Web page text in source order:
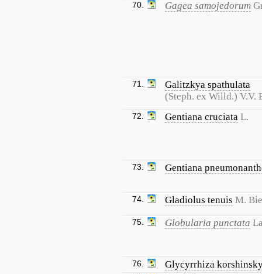
70. Gagea samojedorum
71.
Galitzkya spathulata
(Steph. ex Willd.) V.V.
72. Gentiana cruciata L.
73. Gentiana
74. Gladiolus tenuis M.
75. Globularia punctata
76. Glycyrrhiza